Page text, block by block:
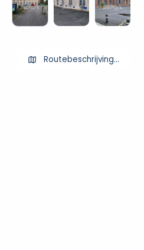
Routebeschrijving ophalen